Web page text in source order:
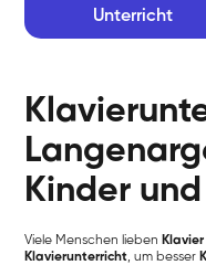
Unterricht
Kinder
Viele Menschen lieben
Klavierunterricht, um besser